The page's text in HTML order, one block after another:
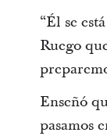
“Él se
Ruego
Enseñó
pasamos